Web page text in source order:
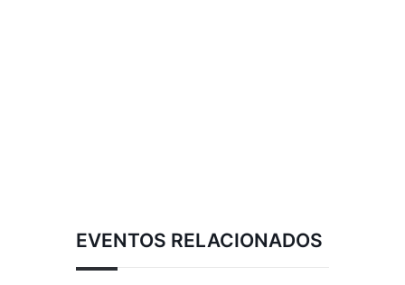
EVENTOS RELACIONADOS